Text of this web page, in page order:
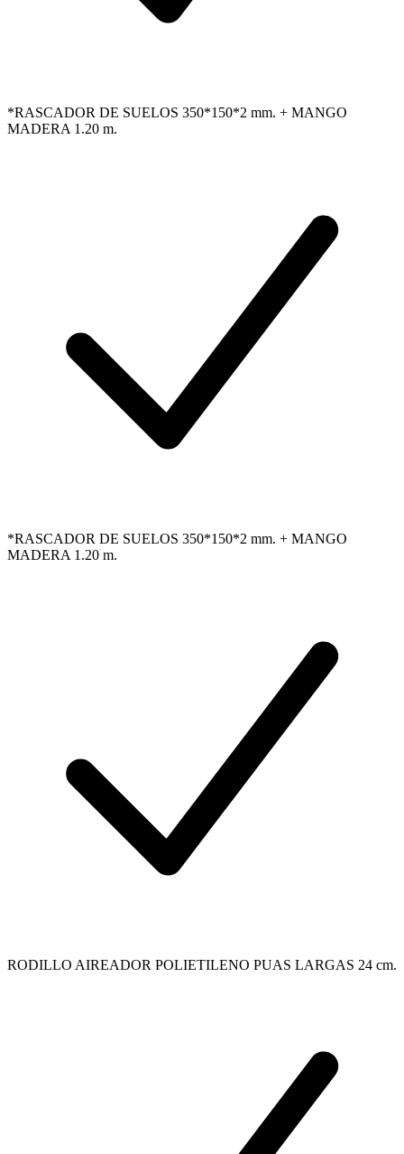
*RASCADOR DE SUELOS 350*150*2 mm. + MANGO
MADERA 1.20 m.
*RASCADOR DE SUELOS 350*150*2 mm. + MANGO
MADERA 1.20 m.
RODILLO AIREADOR POLIETILENO PUAS LARGAS 24 cm.